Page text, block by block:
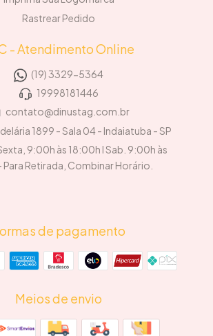
Rastrear Pedido
- Atendimento Online
(19) 3329-5364
19998181446
contato@dinustag.com.br
1899 - Sala 04 - Indaiatuba - SP
9:00h às 18:00h I Sab. 9:00h às
Para Retirada, Combinar Horário.
de pagamento
Meios de envio